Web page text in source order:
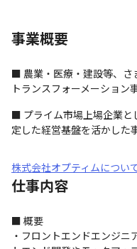
事業概要
■ 農業・医療・建設等、さ
トランスフォーメーション
■ プライム市場上場企業と
定した経営基盤を活かした
株式会社オプティムについ
仕事内容
■ 概要
・フロントエンドエンジ